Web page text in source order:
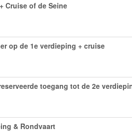
Cruise of de Seine
op de 1e verdieping + cruise
toegang tot de 2e
& Rondvaart